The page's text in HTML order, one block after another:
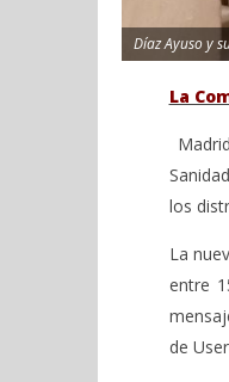
Díaz Ayuso y
La
los
La
entre
de